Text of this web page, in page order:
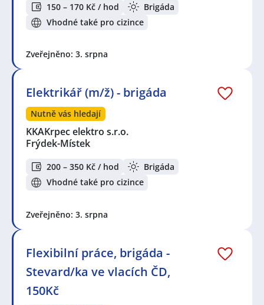
150 – 170 Kč / hod
Brigáda
Vhodné také pro cizince
Zveřejněno: 3. srpna
Elektrikář (m/ž) - brigáda
Nutně vás hledají
KKAKrpec elektro s.r.o.
Frýdek-Místek
200 – 350 Kč / hod
Brigáda
Vhodné také pro cizince
Zveřejněno: 3. srpna
Flexibilní práce, brigáda -
Stevard/ka ve vlacích ČD,
150Kč